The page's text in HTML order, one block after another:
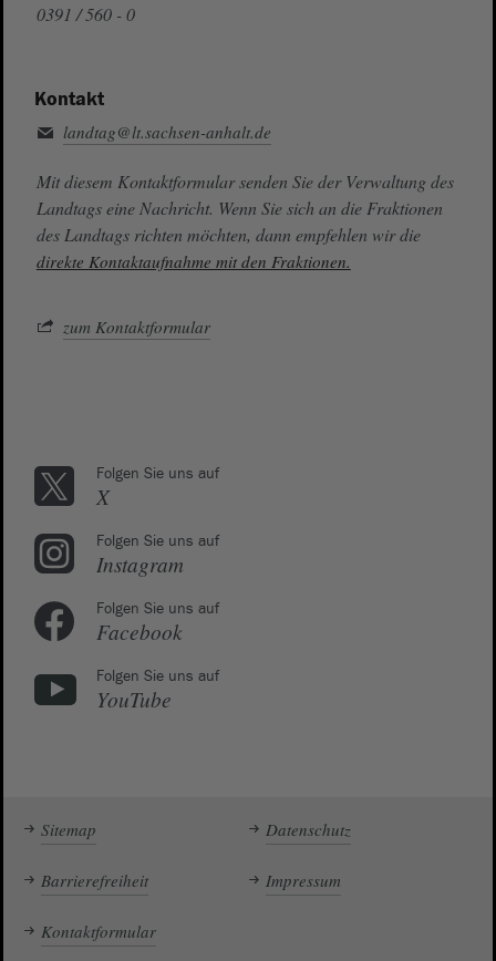
0391 / 560 - 0
Kontakt
landtag@lt.sachsen-anhalt.de
Mit diesem Kontaktformular senden Sie der Verwaltung des
Landtags eine Nachricht. Wenn Sie sich an die Fraktionen
des Landtags richten möchten, dann empfehlen wir die
direkte Kontaktaufnahme mit den Fraktionen.
zum Kontaktformular
Folgen Sie uns auf
X
Folgen Sie uns auf
Instagram
Folgen Sie uns auf
Facebook
Folgen Sie uns auf
YouTube
Sitemap Datenschutz
Barrierefreiheit Impressum
Kontaktformular